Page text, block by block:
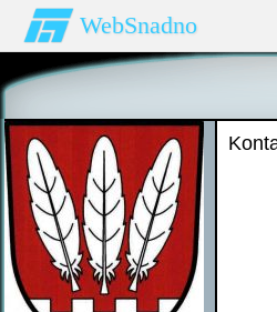
WebSnadno